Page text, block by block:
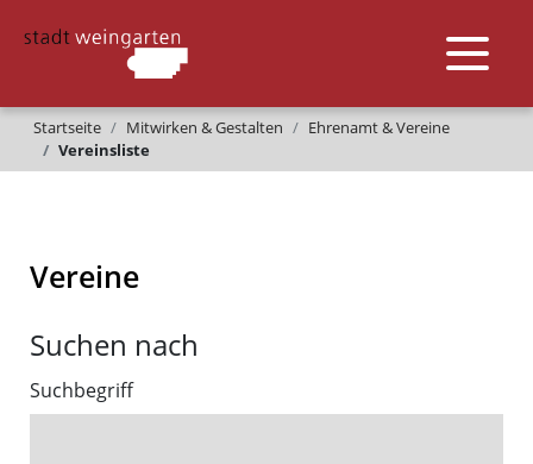
Startseite Mitwirken & Gestalten
Ehrenamt & Vereine
Vereinsliste
Vereine
Suchen nach
Suchbegriff